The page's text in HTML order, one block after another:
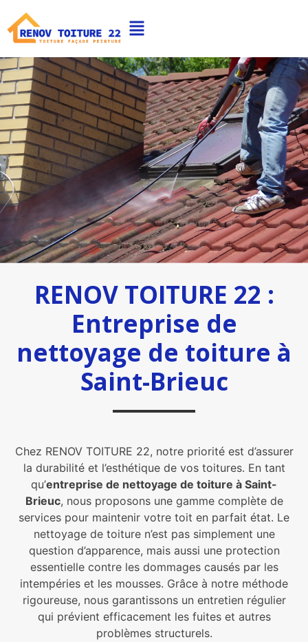
RENOV TOITURE 22 :
Entreprise de
nettoyage de toiture à
Saint-Brieuc
Chez RENOV TOITURE 22, notre priorité est d’assurer
la durabilité et l’esthétique de vos toitures. En tant
qu’entreprise de nettoyage de toiture à Saint-
Brieuc, nous proposons une gamme complète de
services pour maintenir votre toit en parfait état. Le
nettoyage de toiture n’est pas simplement une
question d’apparence, mais aussi une protection
essentielle contre les dommages causés par les
intempéries et les mousses. Grâce à notre méthode
rigoureuse, nous garantissons un entretien régulier
qui prévient efficacement les fuites et autres
problèmes structurels.